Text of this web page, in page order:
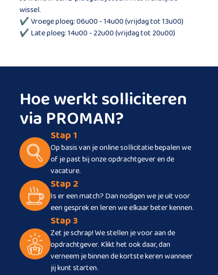
wissel.
✔ Vroege ploeg: 06u00 - 14u00 (vrijdag tot 13u00)
✔ Late ploeg: 14u00 - 22u00 (vrijdag tot 20u00)
Hoe werkt solliciteren
via PROMAN?
Stap 1
Op basis van je online sollicitatie bepalen we
of je past bij onze opdrachtgever en de
vacature.
Stap 2
Is er een match? Dan nodigen we je uit voor
een gesprek en leren we elkaar beter kennen.
Stap 3
Zet je schrap! We stellen je voor aan de
opdrachtgever. Klikt het ook daar, dan
verneem je binnen de kortste keren wanneer
jij kunt starten.